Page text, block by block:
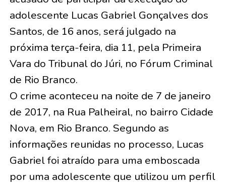
adolescente Lucas Gabriel Gonçalves dos
Santos, de 16 anos, será julgado na
próxima terça-feira, dia 11, pela Primeira
Vara do Tribunal do Júri, no Fórum Criminal
de Rio Branco.
O crime aconteceu na noite de 7 de janeiro
de 2017, na Rua Palheiral, no bairro Cidade
Nova, em Rio Branco. Segundo as
informações reunidas no processo, Lucas
Gabriel foi atraído para uma emboscada
por uma adolescente que utilizou um perfil